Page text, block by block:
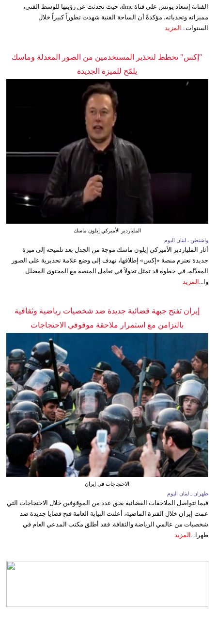
الفنانة إسعاد يونس على قناة dmc، حيث تحدثت عن رؤيتها للوسط الفني،
مميزاته وتحدياته، مؤكدةً أن الساحة الفنية شهدت تطوراً كبيراً خلال
السنوات...
المزيد
"إكس" تخطط لتحذير المستخدمين من الصور المعدلة وماسك
يلمّح للميزة الجديدة
الملياردير الأميركي إيلون ماسك
واشنطن ـ لبنان اليوم
أثار الملياردير الأميركي إيلون ماسك موجة من الجدل بعد تلميحه إلى ميزة
جديدة تعتزم منصة «إكس» إطلاقها، تهدف إلى وضع علامة تحذيرية على الصور
المعدّلة، في خطوة قد تمثل تحولاً في تعامل المنصة مع المحتوى المضلل
وا... المزيد
إيران تفتح جبهة قضائية جديدة ضد شخصيات رياضية وثقافية
بالتزامن مع استمرار ملاحقة موقوفي الاحتجاجات
الاحتجاجات في إيران
طهران ـ لبنان اليوم
فيما تتواصل الملاحقات القضائية بحق عدد من الموقوفين خلال الاحتجاجات التي
عمت إيران خلال الفترة الماضية، أعلنت النيابة العامة فتح قضايا جديدة ضد
شخصيات من عالمي الرياضة والثقافة. فقد أطلق مكتب المدعي العام في
طهرا... المزيد